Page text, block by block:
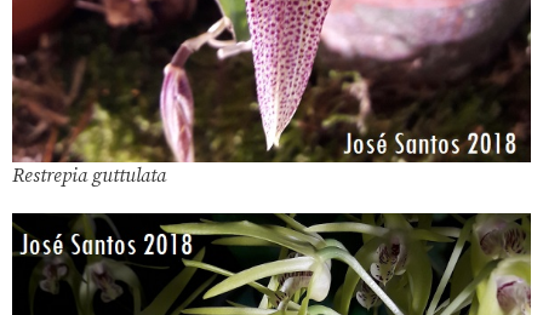
Restrepia guttulata